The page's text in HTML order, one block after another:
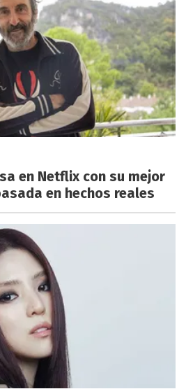
en Netflix con su mejor
en hechos reales